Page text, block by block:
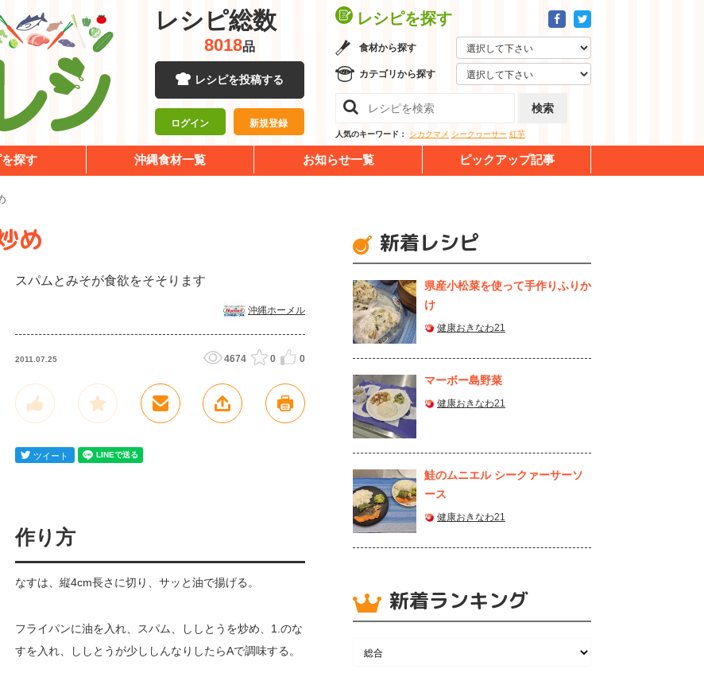
レシピ総数
8018品
レシピを投稿する
ログイン 新規登録
レシピを探す
食材から探す
カテゴリから探す
検索
人気のキーワード： シカクマメ シークヮーサー 紅芋
探す 沖縄食材一覧 お知らせ一覧 ピックアップ記事
め
スパムとみそが食欲をそそります
沖縄ホーメル
2011.07.25 4674 0 0
作り方
なすは、縦4cm長さに切り、サッと油で揚げる。
フライパンに油を入れ、スパム、ししとうを炒め、1.のな
すを入れ、ししとうが少ししんなりしたらAで調味する。
新着レシピ
県産⼩松菜を使って⼿作りふりか
け
健康おきなわ21
マーボー島野菜
健康おきなわ21
鮭のムニエル シークァーサーソ
ース
健康おきなわ21
新着ランキング